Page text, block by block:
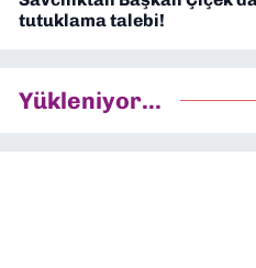
tutuklama talebi!
Yükleniyor...